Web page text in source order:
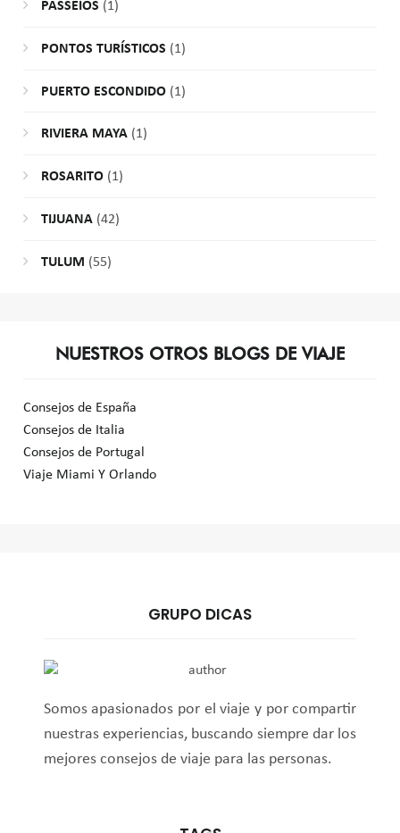
PASSEIOS (1)
PONTOS TURÍSTICOS (1)
PUERTO ESCONDIDO(1)
RIVIERA MAYA(1)
ROSARITO(1)
TIJUANA(42)
TULUM (55)
NUESTROS OTROS BLOGS DE VIAJE
Consejos de España
Consejos de Italia
Consejos de Portugal
Viaje Miami Y Orlando
GRUPO DICAS
Somos apasionados por el viaje y por compartir
nuestras experiencias, buscando siempre dar los
mejores consejos de viaje para las personas.